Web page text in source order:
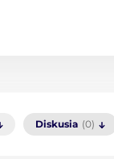
Diskusia (0)